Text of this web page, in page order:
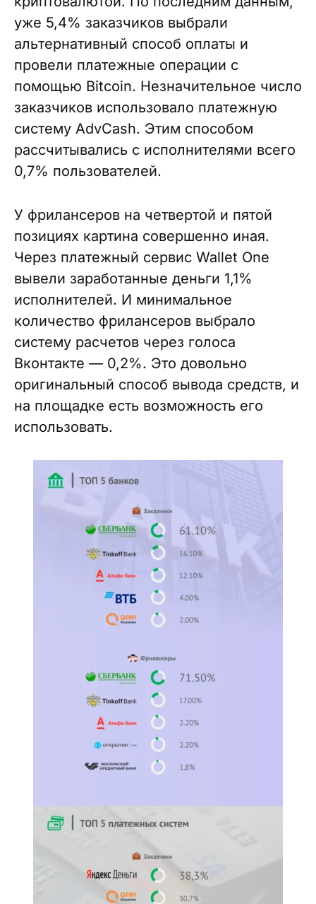
уже 5,4% заказчиков выбрали
альтернативный способ оплаты и
провели платежные операции с
помощью Bitcoin. Незначительное число
заказчиков использовало платежную
систему AdvCash. Этим способом
рассчитывались с исполнителями всего
0,7% пользователей.
У фрилансеров на четвертой и пятой
позициях картина совершенно иная.
Через платежный сервис Wallet One
вывели заработанные деньги 1,1%
исполнителей. И минимальное
количество фрилансеров выбрало
систему расчетов через голоса
Вконтакте — 0,2%. Это довольно
оригинальный способ вывода средств, и
на площадке есть возможность его
использовать.